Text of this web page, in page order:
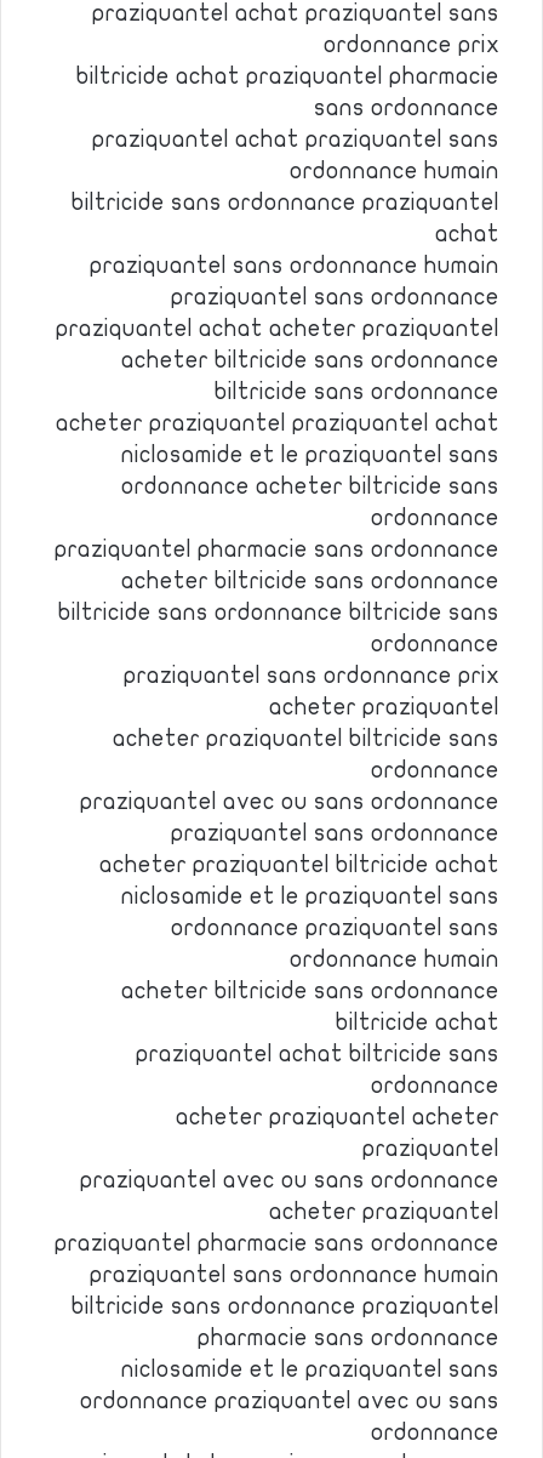
praziquantel achat praziquantel sans
ordonnance prix
biltricide achat praziquantel pharmacie
sans ordonnance
praziquantel achat praziquantel sans
ordonnance humain
biltricide sans ordonnance praziquantel
achat
praziquantel sans ordonnance humain
praziquantel sans ordonnance
praziquantel achat acheter praziquantel
acheter biltricide sans ordonnance
biltricide sans ordonnance
acheter praziquantel praziquantel achat
niclosamide et le praziquantel sans
ordonnance acheter biltricide sans
ordonnance
praziquantel pharmacie sans ordonnance
acheter biltricide sans ordonnance
biltricide sans ordonnance biltricide sans
ordonnance
praziquantel sans ordonnance prix
acheter praziquantel
acheter praziquantel biltricide sans
ordonnance
praziquantel avec ou sans ordonnance
praziquantel sans ordonnance
acheter praziquantel biltricide achat
niclosamide et le praziquantel sans
ordonnance praziquantel sans
ordonnance humain
acheter biltricide sans ordonnance
biltricide achat
praziquantel achat biltricide sans
ordonnance
acheter praziquantel acheter
praziquantel
praziquantel avec ou sans ordonnance
acheter praziquantel
praziquantel pharmacie sans ordonnance
praziquantel sans ordonnance humain
biltricide sans ordonnance praziquantel
pharmacie sans ordonnance
niclosamide et le praziquantel sans
ordonnance praziquantel avec ou sans
ordonnance